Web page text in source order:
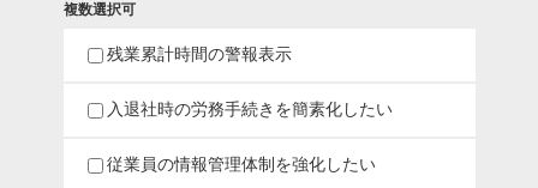
複数選択可
残業累計時間の警報表示
入退社時の労務手続きを簡素化したい
従業員の情報管理体制を強化したい